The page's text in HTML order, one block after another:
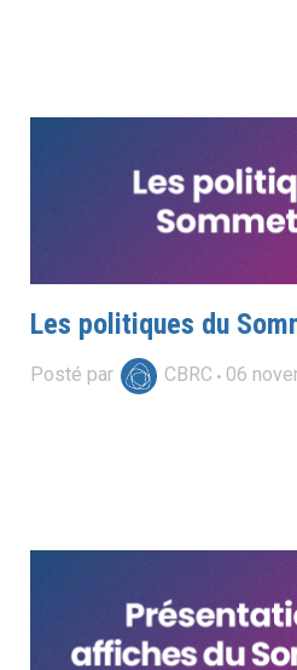
Les politiques du
Posté par CBRC 06